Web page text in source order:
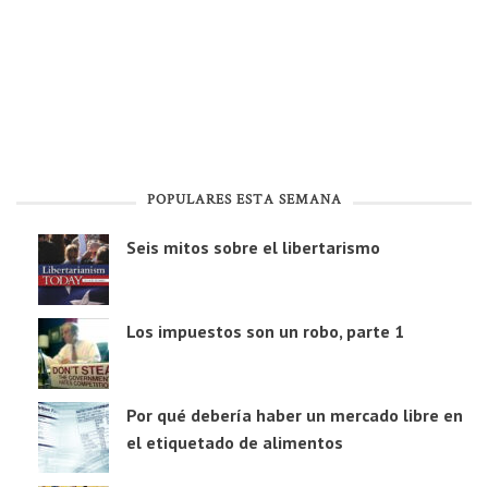
POPULARES ESTA SEMANA
Seis mitos sobre el libertarismo
Los impuestos son un robo, parte 1
Por qué debería haber un mercado libre en
el etiquetado de alimentos